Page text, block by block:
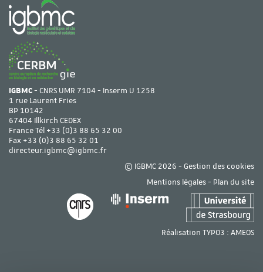
IGBMC- CNRS UMR 7104 - Inserm U 1258
1 rue Laurent Fries
BP 10142
67404 Illkirch CEDEX
France Tél +33 (0)3 88 65 32 00
Fax +33 (0)3 88 65 32 01
directeur.igbmc@igbmc.fr
© IGBMC 2026 - Gestion des cookies
Mentions légales- Plan du site
Réalisation TYPO3 : AMEOS